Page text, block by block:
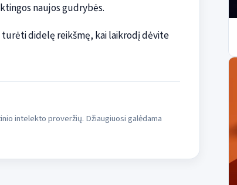
naujos gudrybės.
turėti didelę reikšmę, kai laikrodį dėvite
intelekto proveržių. Džiaugiuosi galėdama